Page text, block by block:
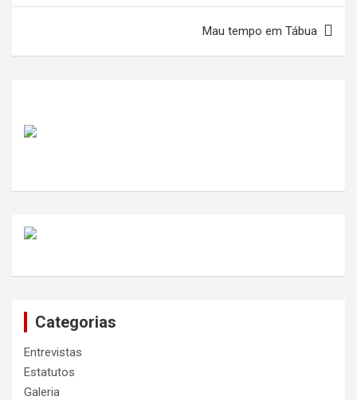
Mau tempo em Tábua
Categorias
Entrevistas
Estatutos
Galeria